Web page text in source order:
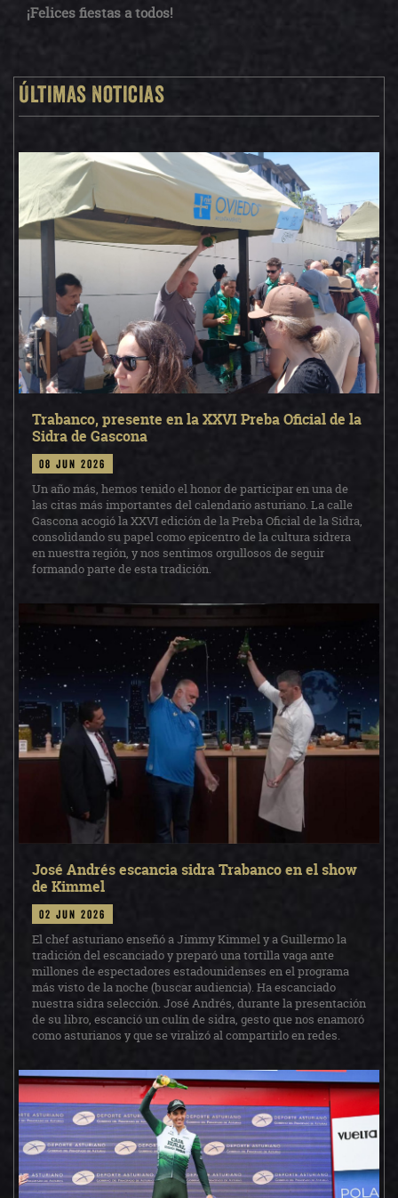
¡Felices fiestas a todos!
Últimas noticias
Trabanco, presente en la XXVI Preba Oficial de la
Sidra de Gascona
08 jun 2026
Un año más, hemos tenido el honor de participar en una de
las citas más importantes del calendario asturiano. La calle
Gascona acogió la XXVI edición de la Preba Oficial de la Sidra,
consolidando su papel como epicentro de la cultura sidrera
en nuestra región, y nos sentimos orgullosos de seguir
formando parte de esta tradición.
José Andrés escancia sidra Trabanco en el show
de Kimmel
02 jun 2026
El chef asturiano enseñó a Jimmy Kimmel y a Guillermo la
tradición del escanciado y preparó una tortilla vaga ante
millones de espectadores estadounidenses en el programa
más visto de la noche (buscar audiencia). Ha escanciado
nuestra sidra selección. José Andrés, durante la presentación
de su libro, escanció un culín de sidra, gesto que nos enamoró
como asturianos y que se viralizó al compartirlo en redes.